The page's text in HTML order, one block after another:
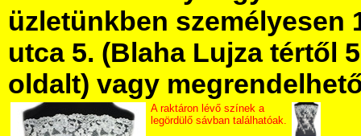
üzletünkben személyesen
utca 5. (Blaha Lujza tértől
oldalt) vagy
A raktáron lévő színek a
legördülő sávban találhatóak.